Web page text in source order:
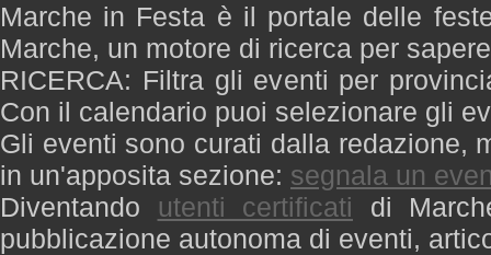
Marche in Festa è il portale delle
Marche, un motore di ricerca per
RICERCA: Filtra gli eventi per
Con il calendario puoi selezionare gli
Gli eventi sono curati dalla redazione,
in un'apposita sezione: segnala un
Diventando utenti certificati di
pubblicazione autonoma di eventi,